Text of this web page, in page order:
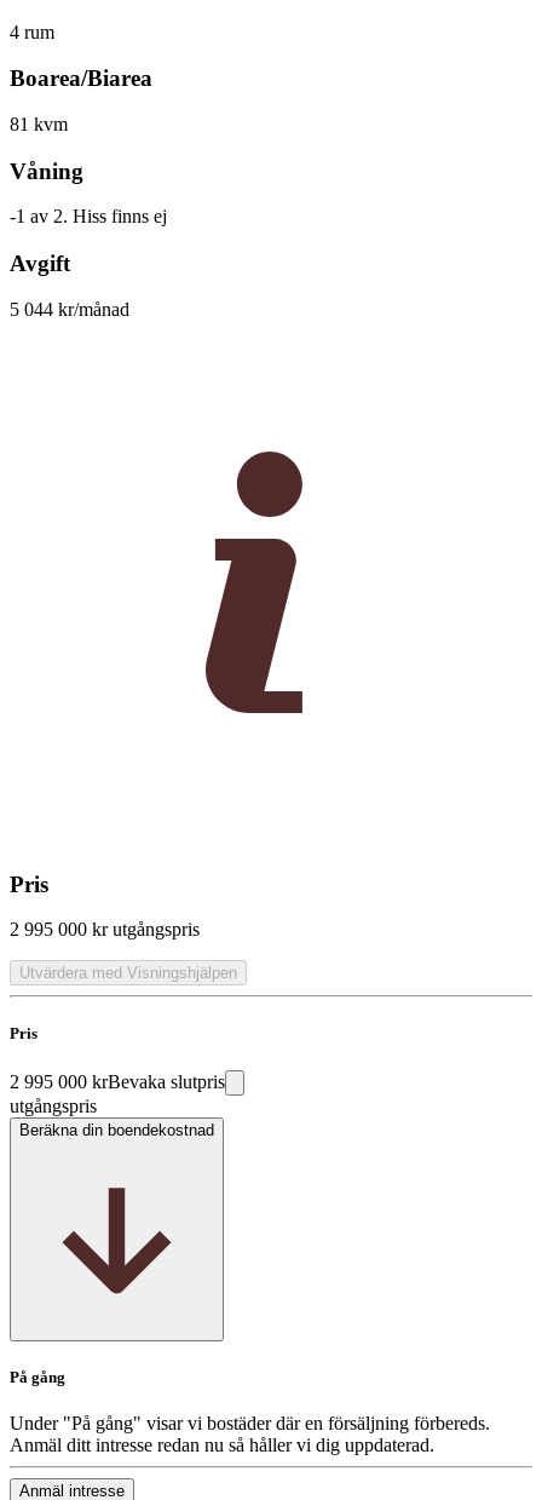
4 rum
Boarea/Biarea
81 kvm
Våning
-1 av 2. Hiss finns ej
Avgift
5 044 kr/månad
Pris
2 995 000 kr utgångspris
Utvärdera med Visningshjälpen
Pris
2 995 000 krBevaka slutpris
utgångspris
Beräkna din boendekostnad
På gång
Under "På gång" visar vi bostäder där en försäljning förbereds.
Anmäl ditt intresse redan nu så håller vi dig uppdaterad.
Anmäl intresse